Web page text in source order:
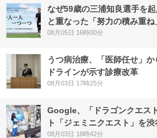
なぜ59歳の三浦知良選手を
と重なった「努力の積み重ね
08月05日 16時00分
うつ病治療、「医師任せ」
ドラインが示す診療改革
08月03日 17時25分
Google、「ドラゴンクエス
ト「ジェミニクエスト」を
08月03日 18時42分